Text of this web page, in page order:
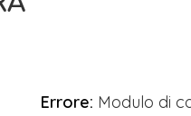
Errore: Modulo di